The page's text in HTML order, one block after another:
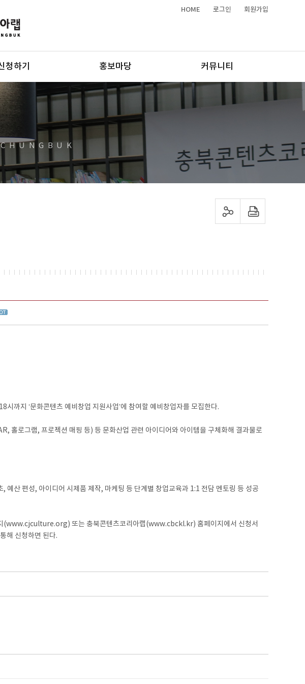
HOME 로그인 회원가입
청하기 홍보마당 커뮤니티
sns 공유하기 프린트하기
까지 ‘문화콘텐츠 예비창업 지원사업’에 참여할 예비창업자를 모집한다.
홀로그램, 프로젝션 매핑 등) 등 문화산업 관련 아이디어와 아이템을 구체화해 결과물로
산 편성, 아이디어 시제품 제작, 마케팅 등 단계별 창업교육과 1:1 전담 멘토링 등 성공
(www.cjculture.org) 또는 충북콘텐츠코리아랩(www.cbckl.kr) 홈페이지에서 신청서
해 신청하면 된다.